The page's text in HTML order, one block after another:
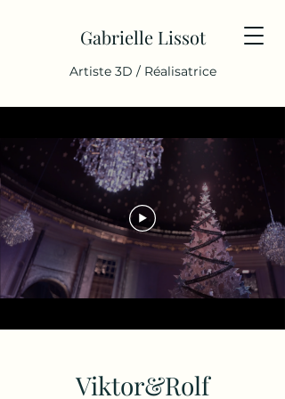
Gabrielle Lissot
Artiste 3D / Réalisatrice
Viktor&Rolf